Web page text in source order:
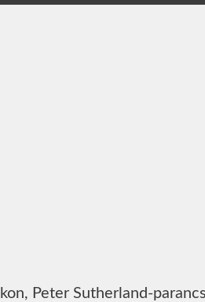
Peter Sutherland-